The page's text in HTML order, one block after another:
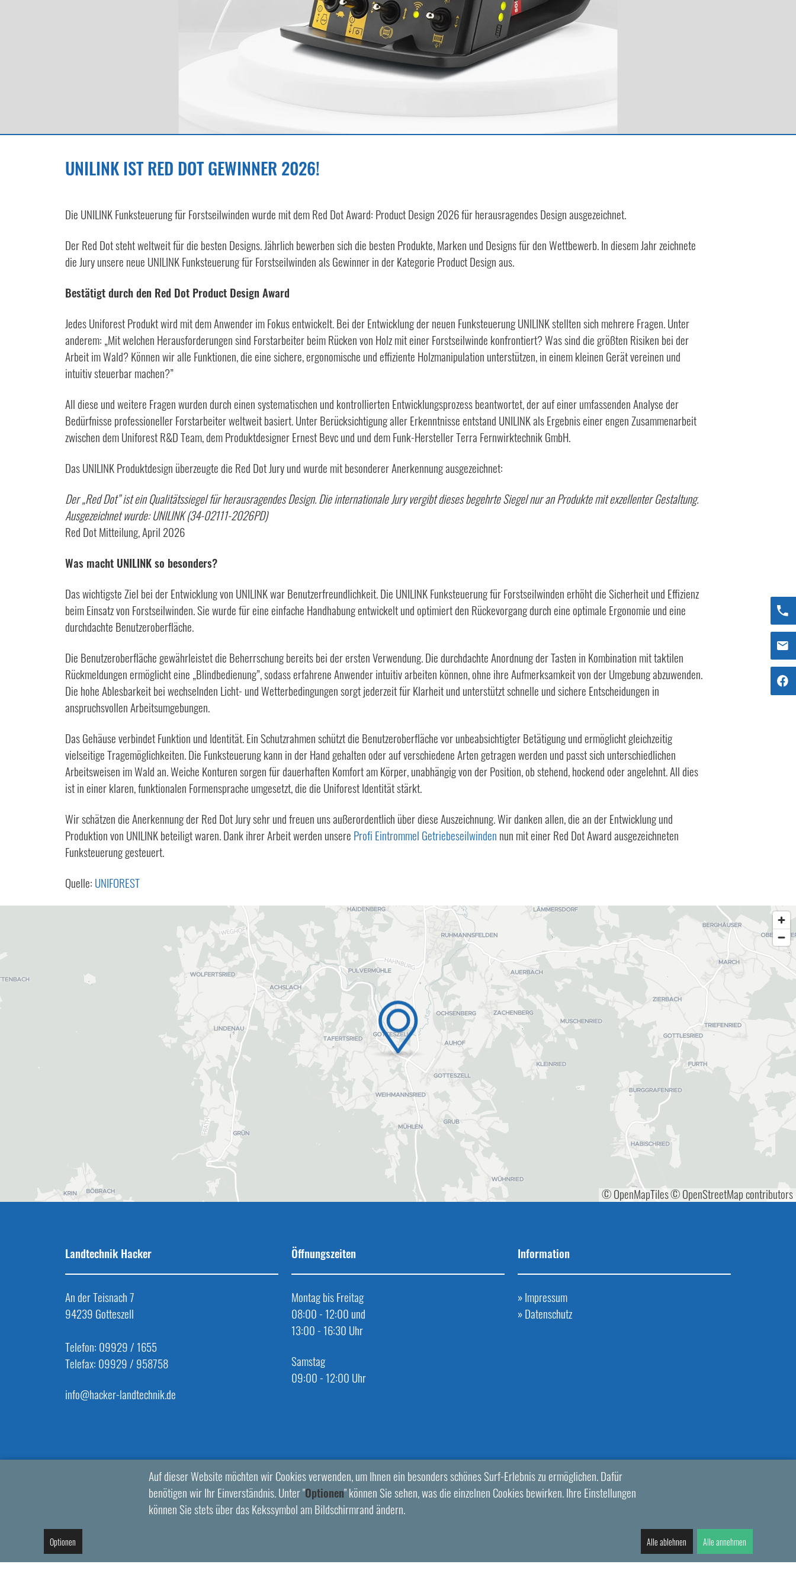
UNILINK IST RED DOT GEWINNER 2026!
Die UNILINK Funksteuerung für Forstseilwinden wurde mit dem Red Dot Award: Product Design 2026 für herausragendes Design ausgezeichnet.
Der Red Dot steht weltweit für die besten Designs. Jährlich bewerben sich die besten Produkte, Marken und Designs für den Wettbewerb. In diesem Jahr zeichnete
die Jury unsere neue UNILINK Funksteuerung für Forstseilwinden als Gewinner in der Kategorie Product Design aus.
Bestätigt durch den Red Dot Product Design Award
Jedes Uniforest Produkt wird mit dem Anwender im Fokus entwickelt. Bei der Entwicklung der neuen Funksteuerung UNILINK stellten sich mehrere Fragen. Unter
anderem: „Mit welchen Herausforderungen sind Forstarbeiter beim Rücken von Holz mit einer Forstseilwinde konfrontiert? Was sind die größten Risiken bei der
Arbeit im Wald? Können wir alle Funktionen, die eine sichere, ergonomische und effiziente Holzmanipulation unterstützen, in einem kleinen Gerät vereinen und
intuitiv steuerbar machen?”
All diese und weitere Fragen wurden durch einen systematischen und kontrollierten Entwicklungsprozess beantwortet, der auf einer umfassenden Analyse der
Bedürfnisse professioneller Forstarbeiter weltweit basiert. Unter Berücksichtigung aller Erkenntnisse entstand UNILINK als Ergebnis einer engen Zusammenarbeit
zwischen dem Uniforest R&D Team, dem Produktdesigner Ernest Bevc und und dem Funk-Hersteller Terra Fernwirktechnik GmbH.
Das UNILINK Produktdesign überzeugte die Red Dot Jury und wurde mit besonderer Anerkennung ausgezeichnet:
Der „Red Dot”ist ein Qualitätssiegel für herausragendes Design. Die internationale Jury vergibt dieses begehrte Siegel nur an Produkte mit exzellenter Gestaltung.
Ausgezeichnet wurde: UNILINK (34-02111-2026PD)
Red Dot Mitteilung, April 2026
Was macht UNILINK so besonders?
Das wichtigste Ziel bei der Entwicklung von UNILINK war Benutzerfreundlichkeit. Die UNILINK Funksteuerung für Forstseilwinden erhöht die Sicherheit und Effizienz
beim Einsatz von Forstseilwinden. Sie wurde für eine einfache Handhabung entwickelt und optimiert den Rückevorgang durch eine optimale Ergonomie und eine
durchdachte Benutzeroberfläche.
Die Benutzeroberfläche gewährleistet die Beherrschung bereits bei der ersten Verwendung. Die durchdachte Anordnung der Tasten in Kombination mit taktilen
Rückmeldungen ermöglicht eine „Blindbedienung”, sodass erfahrene Anwender intuitiv arbeiten können, ohne ihre Aufmerksamkeit von der Umgebung abzuwenden.
Die hohe Ablesbarkeit bei wechselnden Licht- und Wetterbedingungen sorgt jederzeit für Klarheit und unterstützt schnelle und sichere Entscheidungen in
anspruchsvollen Arbeitsumgebungen.
Das Gehäuse verbindet Funktion und Identität. Ein Schutzrahmen schützt die Benutzeroberfläche vor unbeabsichtigter Betätigung und ermöglicht gleichzeitig
vielseitige Tragemöglichkeiten. Die Funksteuerung kann in der Hand gehalten oder auf verschiedene Arten getragen werden und passt sich unterschiedlichen
Arbeitsweisen im Wald an. Weiche Konturen sorgen für dauerhaften Komfort am Körper, unabhängig von der Position, ob stehend, hockend oder angelehnt. All dies
ist in einer klaren, funktionalen Formensprache umgesetzt, die die Uniforest Identität stärkt.
Wir schätzen die Anerkennung der Red Dot Jury sehr und freuen uns außerordentlich über diese Auszeichnung. Wir danken allen, die an der Entwicklung und
Produktion von UNILINK beteiligt waren. Dank ihrer Arbeit werden unsere Profi Eintrommel Getriebeseilwinden nun mit einer Red Dot Award ausgezeichneten
Funksteuerung gesteuert.
Quelle: UNIFOREST
© OpenMapTiles© OpenStreetMap contributors
Landtechnik Hacker
An der Teisnach 7
94239 Gotteszell
Telefon: 09929 / 1655
Telefax: 09929 / 958758
info@hacker-landtechnik.de
Öffnungszeiten
Montag bis Freitag
08:00 - 12:00 und
13:00 - 16:30 Uhr
Samstag
09:00 - 12:00 Uhr
Information
»Impressum
»Datenschutz
Auf dieser Website möchten wir Cookies verwenden, um Ihnen ein besonders schönes Surf-Erlebnis zu ermöglichen. Dafür
benötigen wir Ihr Einverständnis. Unter "Optionen" können Sie sehen, was die einzelnen Cookies bewirken. Ihre Einstellungen
können Sie stets über das Kekssymbol am Bildschirmrand ändern.
Optionen Alle ablehnen Alle annehmen